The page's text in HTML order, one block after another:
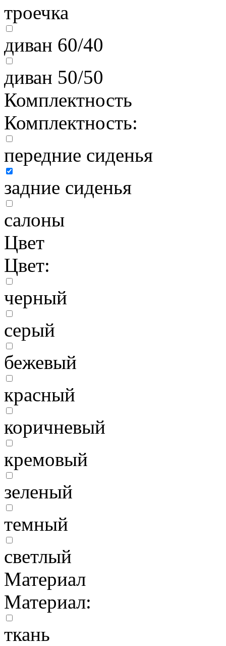
троечка
диван 60/40
диван 50/50
Комплектность
Комплектность:
передние сиденья
задние сиденья
салоны
Цвет
Цвет:
черный
серый
бежевый
красный
коричневый
кремовый
зеленый
темный
светлый
Материал
Материал:
ткань